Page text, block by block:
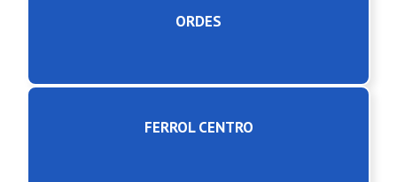
ORDES
FERROL CENTRO